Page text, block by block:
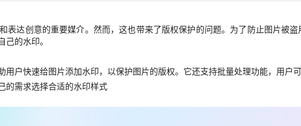
表达创意的重要媒介。然而，这也带来了版权保护的问题。为了防止图片被
的水印。
户快速给图片添加水印，以保护图片的版权。 它还支持批量处理功能，用户
的需求选择合适的水印样式